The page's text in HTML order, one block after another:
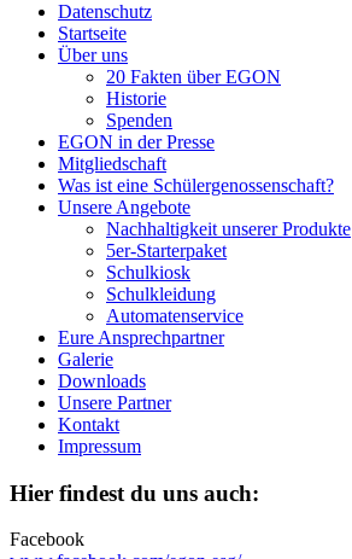
Datenschutz
Startseite
Über uns
20 Fakten über EGON
Historie
Spenden
EGON in der Presse
Mitgliedschaft
Was ist eine Schülergenossenschaft?
Unsere Angebote
Nachhaltigkeit unserer Produkte
5er-Starterpaket
Schulkiosk
Schulkleidung
Automatenservice
Eure Ansprechpartner
Galerie
Downloads
Unsere Partner
Kontakt
Impressum
Hier findest du uns auch:
Facebook